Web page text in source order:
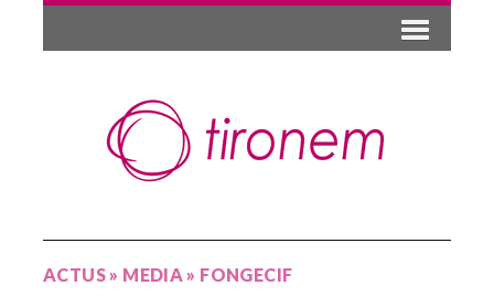
ACTUS» MEDIA» FONGECIF